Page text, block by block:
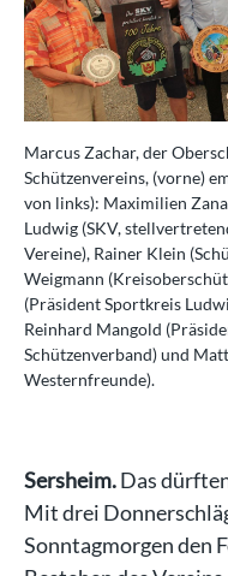
Marcus Zachar, der
Schützenvereins, (vorne)
von links): Maximilien
Ludwig (SKV,
Vereine), Rainer Klein
Weigmann
(Präsident Sportkreis
Reinhard Mangold
Schützenverband) und
Westernfreunde).
Sersheim.Das
Mit drei
Sonntagmorgen den